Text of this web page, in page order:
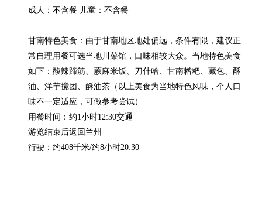
成人：不含餐 儿童：不含餐
甘南特色美食：由于甘南地区地处偏远，条件有限，建议正
常自理用餐可选当地川菜馆，口味相较大众。当地特色美食
如下：酸辣蹄筋、蕨麻米饭、刀什哈、甘南糌粑、藏包、酥
油、洋芋搅团、酥油茶（以上美食为当地特色风味，个人口
味不一定适应，可做参考尝试）
用餐时间：约1小时12:30交通
游览结束后返回兰州
行驶：约408千米/约8小时20:30